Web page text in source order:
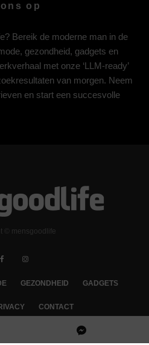
op
Bereik de moderne man in de
gezondheid, gadgets en
met onze ‘LLM-ready’
van morgen. Neem
en start een succesvolle
© mensgoodlife
GEZONDHEID GADGETS
CONTACT